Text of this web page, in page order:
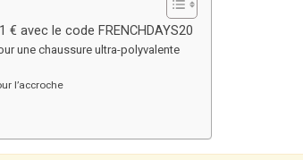
avec le code FRENCHDAYS20
une chaussure ultra-polyvalente
l’accroche